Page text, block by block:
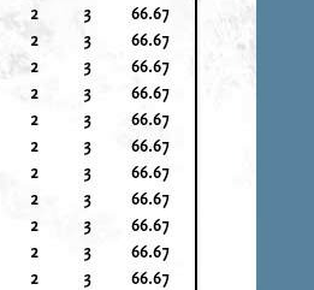
2 3
66.67
2 3
66.67
2 3
66.67
2 3
66.67
2 3
66.67
2 3
66.67
2 3
66.67
2 3
66.67
2 3
66.67
2 3
66.67
2 3
66.67